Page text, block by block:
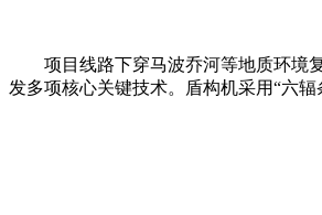
项目线路下穿马波乔河等地质环境复
发多项核心关键技术。盾构机采用“六